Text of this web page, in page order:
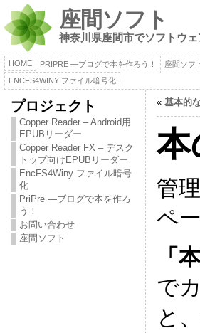
座間ソフト
神奈川県座間市でソフトウェ
HOME PRIPRE ―ブログで本を作ろう！ 座間ソフ
ENCFS4WINY ファイル暗号化
プロジェクト
Copper Reader – Android用
EPUBリーダー
Copper Reader FX – デスク
トップ向けEPUBリーダー
EncFS4Winy ファイル暗号
化
PriPre ―ブログで本を作ろ
う！
お問い合わせ
座間ソフト
« 基本的
本
管
ペ
「
で
と